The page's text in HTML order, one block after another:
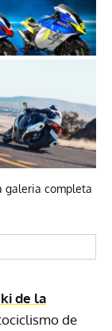
galeria completa
de la
de